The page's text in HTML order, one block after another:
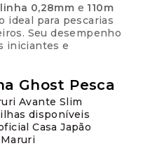
0,28mm e 110m
ideal para pescarias
Seu desempenho
iniciantes e
Ghost Pesca
Avante Slim
disponíveis
Casa Japão